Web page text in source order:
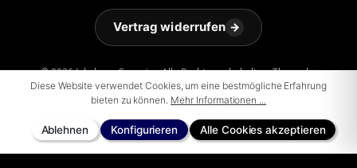
© 2026 Jakobson Carpets - Alle Rechte vorbehalten. Theme by
ThemeWare®
Vertrag widerrufen →
Diese Website verwendet Cookies, um eine bestmögliche Erfahrung
bieten zu können. Mehr Informationen ...
Ablehnen Konfigurieren Alle Cookies akzeptieren